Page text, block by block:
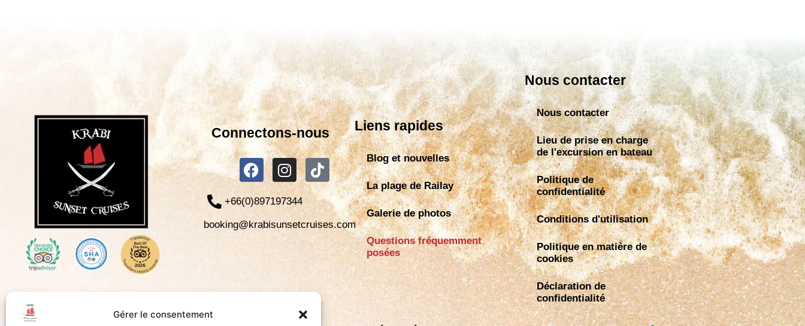
Gérer le consentement
Connectons-nous
+66(0)897197344
booking@krabisunsetcruises.com
Liens rapides
Blog et nouvelles
La plage de Railay
Galerie de photos
Questions fréquemment
posées
Nous contacter
Nous contacter
Lieu de prise en charge
de l'excursion en bateau
Politique de
confidentialité
Conditions d'utilisation
Politique en matière de
cookies
Déclaration de
confidentialité